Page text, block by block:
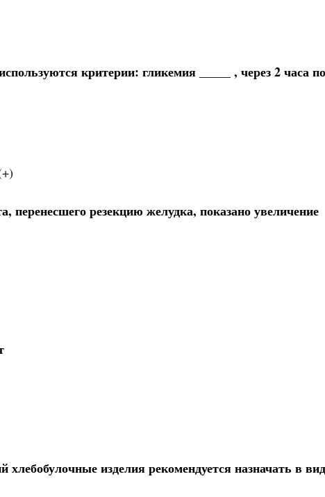
критерии: гликемия _____ , через 2 часа
резекцию желудка, показано увеличение
изделия рекомендуется назначать в